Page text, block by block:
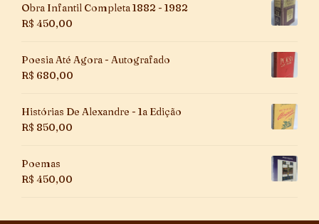
Obra Infantil Completa 1882 - 1982
R$ 450,00
Poesia Até Agora - Autografado
R$ 680,00
Histórias De Alexandre - 1a Edição
R$ 850,00
Poemas
R$ 450,00